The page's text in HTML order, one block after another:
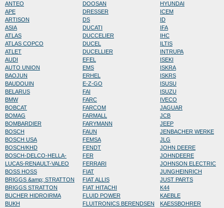
ANTEO
APE
ARTISON
ASIA
ATLAS
ATLAS COPCO
ATLET
AUDI
AUTO UNION
BAOJUN
BAUDOUIN
BELARUS
BMW
BOBCAT
BOMAG
BOMBARDIER
BOSCH
BOSCH USA
BOSCH/KHD
BOSCH-DELCO-HELLA-
LUCAS-RENAULT-VALEO
BOSS HOSS
BRIGGS &amp; STRATTON
BRIGGS STRATTON
BUCHER HIDROIRMA
BUKH
DOOSAN
DRESSER
DS
DUCATI
DUCCELIER
DUCEL
DUCELLIER
EFEL
EMS
ERHEL
E-Z-GO
FAI
FARC
FARCOM
FARMALL
FARYMANN
FAUN
FEMSA
FENDT
FER
FERRARI
FIAT
FIAT ALLIS
FIAT HITACHI
FLUID POWER
FLUITRONICS BERENDSEN
HYUNDAI
ICEM
ID
IFA
IHC
ILTIS
INTRUPA
ISEKI
ISKRA
ISKRS
ISUSU
ISUZU
IVECO
JAGUAR
JCB
JEEP
JENBACHER WERKE
JLG
JOHN DEERE
JOHNDEERE
JOHNSON ELECTRIC
JUNGHEINRICH
JUST PARTS
K44
KAEBLE
KAESSBOHRER